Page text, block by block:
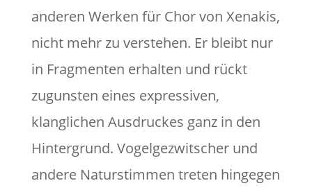
anderen Werken für Chor von Xenakis,
nicht mehr zu verstehen. Er bleibt nur
in Fragmenten erhalten und rückt
zugunsten eines expressiven,
klanglichen Ausdruckes ganz in den
Hintergrund. Vogelgezwitscher und
andere Naturstimmen treten hingegen